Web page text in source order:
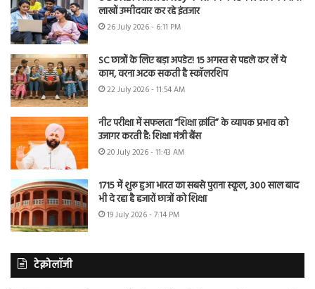
लाखों उम्मीदवार कर रहे इंतजार
26 July 2026 - 6:11 PM
SC छात्रों के लिए बड़ा अपडेट! 15 अगस्त से पहले कर लें ये
काम, वरना अटक सकती है स्कॉलरशिप
22 July 2026 - 11:54 AM
नीट परीक्षा में सफलता “शिक्षा क्रांति” के व्यापक प्रभाव को
उजागर करती है: शिक्षा मंत्री बैंस
20 July 2026 - 11:43 AM
1715 में शुरू हुआ भारत का सबसे पुराना स्कूल, 300 साल बाद
भी दे रहा है हजारों छात्रों को शिक्षा
19 July 2026 - 7:14 PM
टेक्नोलॉजी